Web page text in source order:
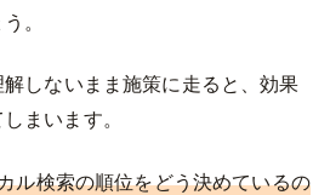
。
しないまま施策に走ると、効果
まいます。
ル検索の順位をどう決めているの